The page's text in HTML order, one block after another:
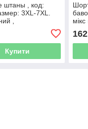
штаны , код:
3XL-7XL.
,
Купити